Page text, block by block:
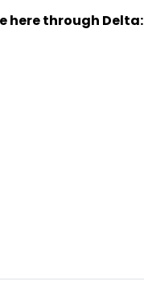
here through Delta: